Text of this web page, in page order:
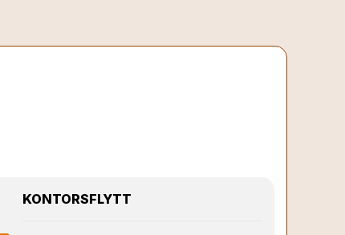
KONTORSFLYTT